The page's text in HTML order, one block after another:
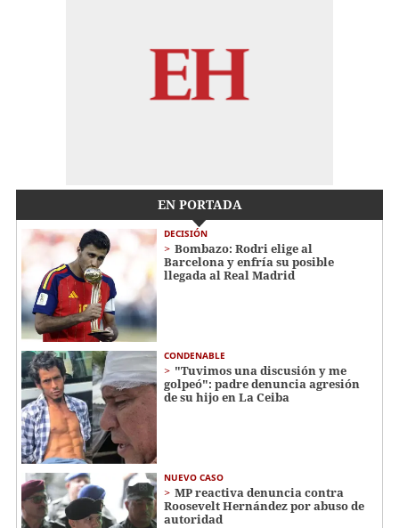
EN PORTADA
DECISIÓN
Bombazo: Rodri elige al
Barcelona y enfría su posible
llegada al Real Madrid
CONDENABLE
"Tuvimos una discusión y me
golpeó": padre denuncia agresión
de su hijo en La Ceiba
NUEVO CASO
MP reactiva denuncia contra
Roosevelt Hernández por abuso de
autoridad